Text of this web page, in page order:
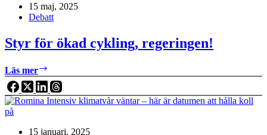
15 maj, 2025
Debatt
Styr för ökad cykling, regeringen!
Läs mer
för
ökad
cykling,
15 januari, 2025